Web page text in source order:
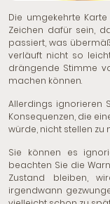
Die umgekehrte
Zeichen dafür sein,
passiert, was
verläuft nicht so
drängende Stimme
machen können.
Allerdings ignorieren
Konsequenzen, die
würde, nicht stellen zu
Sie können es
beachten Sie die
Zustand bleiben,
irgendwann